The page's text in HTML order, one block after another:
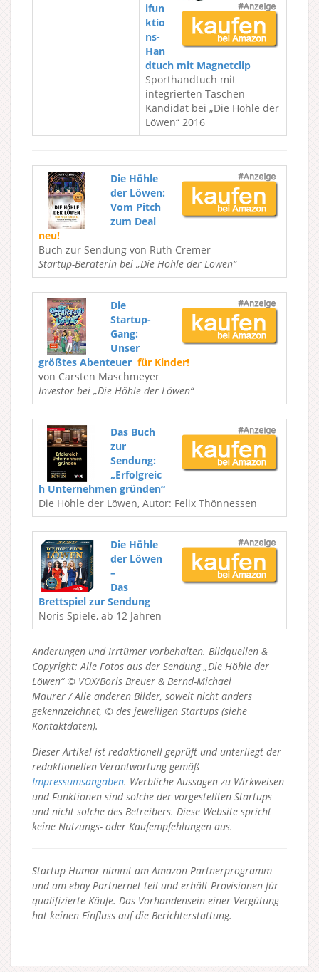
ifun
ktio
ns-
Han
dtuch mit Magnetclip
Sporthandtuch mit
integrierten Taschen
Kandidat bei „Die Höhle der
Löwen“ 2016
Die Höhle
der Löwen:
Vom Pitch
zum Deal
neu!
Buch zur Sendung von Ruth Cremer
Startup-Beraterin bei „Die Höhle der Löwen“
Die
Startup-
Gang:
Unser
größtes Abenteuer für Kinder!
von Carsten Maschmeyer
Investor bei „Die Höhle der Löwen“
Das Buch
zur
Sendung:
„Erfolgreic
h Unternehmen gründen“
Die Höhle der Löwen, Autor: Felix Thönnessen
Die Höhle
der Löwen
–
Das
Brettspiel zur Sendung
Noris Spiele, ab 12 Jahren
Änderungen und Irrtümer vorbehalten. Bildquellen &
Copyright: Alle Fotos aus der Sendung „Die Höhle der
Löwen“ © VOX/Boris Breuer & Bernd-Michael
Maurer / Alle anderen Bilder, soweit nicht anders
gekennzeichnet, © des jeweiligen Startups (siehe
Kontaktdaten).
Dieser Artikel ist redaktionell geprüft und unterliegt der
redaktionellen Verantwortung gemäß
Impressumsangaben. Werbliche Aussagen zu Wirkweisen
und Funktionen sind solche der vorgestellten Startups
und nicht solche des Betreibers. Diese Website spricht
keine Nutzungs- oder Kaufempfehlungen aus.
Startup Humor nimmt am Amazon Partnerprogramm
und am ebay Partnernet teil und erhält Provisionen für
qualifizierte Käufe. Das Vorhandensein einer Vergütung
hat keinen Einfluss auf die Berichterstattung.